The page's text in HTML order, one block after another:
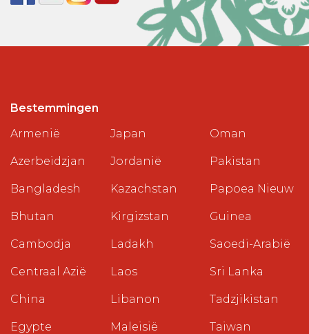
Bestemmingen
Armenië
Azerbeidzjan
Bangladesh
Bhutan
Cambodja
Centraal Azië
China
Egypte
Japan
Jordanië
Kazachstan
Kirgizstan
Ladakh
Laos
Libanon
Maleisië
Oman
Pakistan
Papoea Nieuw
Guinea
Saoedi-Arabië
Sri Lanka
Tadzjikistan
Taiwan